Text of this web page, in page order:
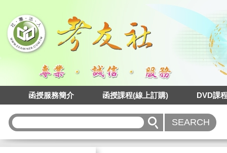
函授服務簡介 函授課程(線上訂購) DVD課